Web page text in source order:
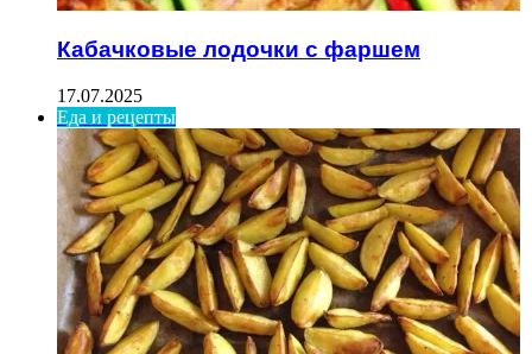
Кабачковые лодочки с фаршем
17.07.2025
Еда и рецепты